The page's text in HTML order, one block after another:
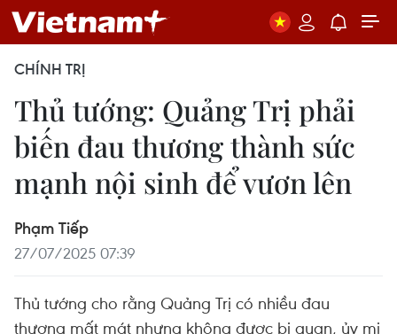
CHÍNH TRỊ
Thủ tướng: Quảng Trị phải
biến đau thương thành sức
mạnh nội sinh để vươn lên
Phạm Tiếp
27/07/2025 07:39
Thủ tướng cho rằng Quảng Trị có nhiều đau
thương mất mát nhưng không được bi quan, ủy mị